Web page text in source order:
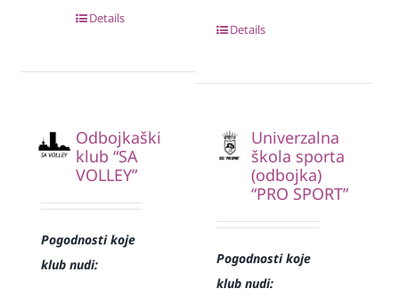
Details
Details
Odbojkaški
klub “SA
VOLLEY”
Pogodnosti koje
klub nudi:
Univerzalna
škola sporta
(odbojka)
“PRO SPORT”
Pogodnosti koje
klub nudi: